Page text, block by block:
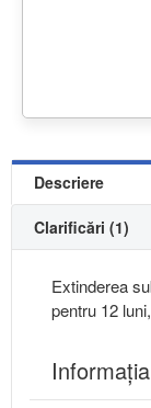
Descriere
Clarificări (1)
Extinderea
pentru 12